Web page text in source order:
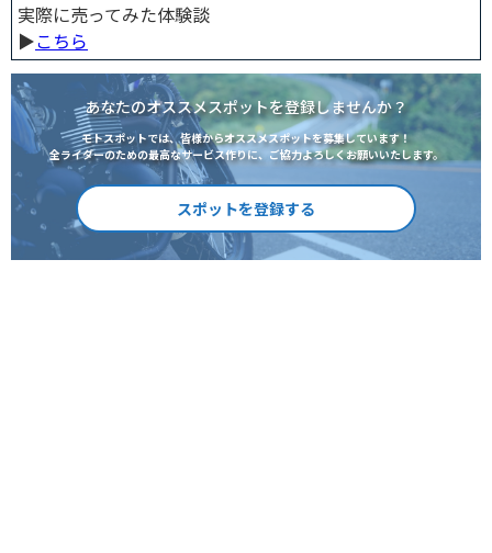
実際に売ってみた体験談
▶︎こちら
あなたのオススメスポットを登録しませんか？
モトスポットでは、皆様からオススメスポットを募集しています！
全ライダーのための最高なサービス作りに、ご協力よろしくお願いいたします。
スポットを登録する